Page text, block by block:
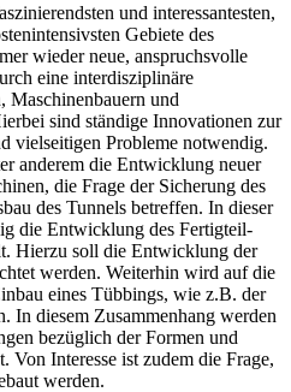
und interessantesten,
Gebiete des
wieder neue, anspruchsvolle
eine interdisziplinäre
Maschinenbauern und
sind ständige Innovationen zur
vielseitigen Probleme notwendig.
anderem die Entwicklung neuer
die Frage der Sicherung des
des Tunnels betreffen. In dieser
die Entwicklung des Fertigteil-
Hierzu soll die Entwicklung der
werden. Weiterhin wird auf die
eines Tübbings, wie z.B. der
In diesem Zusammenhang werden
bezüglich der Formen und
Von Interesse ist zudem die Frage,
werden.